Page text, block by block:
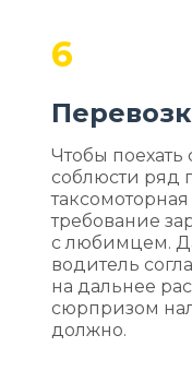
6
Чтобы
соблюсти ряд
требование
с любимцем.
водитель
на дальнее
сюрпризом
должно.